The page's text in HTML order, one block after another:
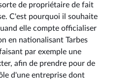
de propriétaire de fait
C'est pourquoi il souhaite
elle compte officialiser
en nationalisant Tarbes
par exemple une
afin de prendre pour de
d'une entreprise dont